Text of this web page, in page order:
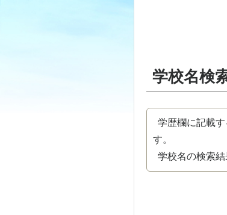
学校名検
学歴欄に記載
す。
学校名の検索